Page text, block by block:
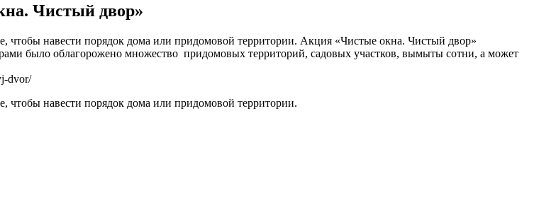
Чистый двор»
чтобы навести порядок дома или придомовой территории. Акция «Чистые окна. Чистый двор»
было облагорожено множество придомовых территорий, садовых участков, вымыты сотни, а может
dvor/
чтобы навести порядок дома или придомовой территории.